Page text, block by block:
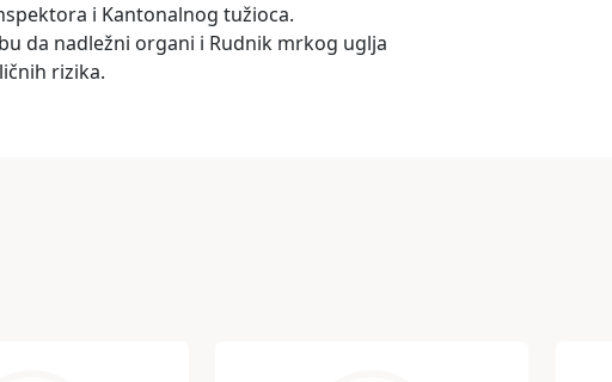
i Kantonalnog tužioca.
da nadležni organi i Rudnik mrkog uglja
rizika.